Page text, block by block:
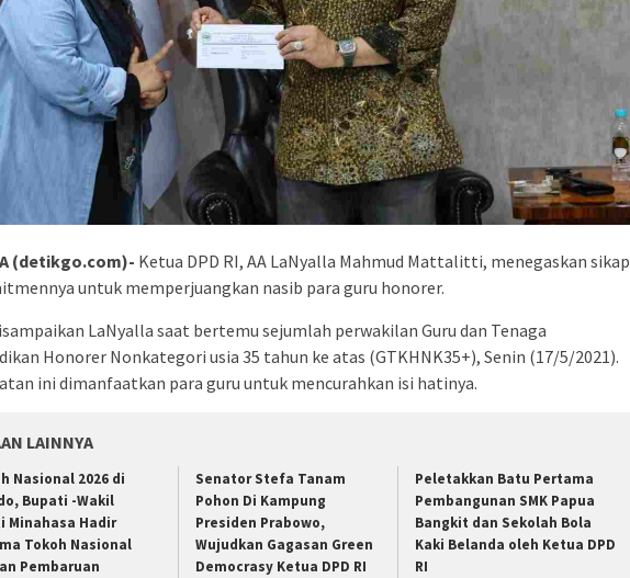
(detikgo.com)- Ketua DPD RI, AA LaNyalla Mahmud Mattalitti, menegaskan sikap
untuk memperjuangkan nasib para guru honorer.
LaNyalla saat bertemu sejumlah perwakilan Guru dan Tenaga
Honorer Nonkategori usia 35 tahun ke atas (GTKHNK35+), Senin (17/5/2021).
ini dimanfaatkan para guru untuk mencurahkan isi hatinya.
LAINNYA
Nasional 2026 di
Bupati -Wakil
Minahasa Hadir
Tokoh Nasional
Pembaruan
Senator Stefa Tanam
Pohon Di Kampung
Presiden Prabowo,
Wujudkan Gagasan Green
Democrasy Ketua DPD RI
Peletakkan Batu Pertama
Pembangunan SMK Papua
Bangkit dan Sekolah Bola
Kaki Belanda oleh Ketua DPD
RI